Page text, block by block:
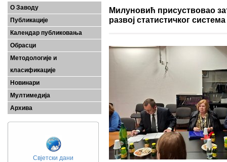
О Заводу
Публикације
Календар публиковања
Обрасци
Методологије и
класификације
Новинари
Мултимедија
Архива
Свјетски дани
Милуновић присуствовао
развој статистичког